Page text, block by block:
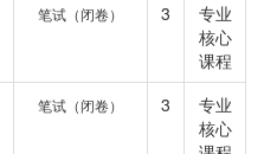
笔试（闭卷） 3
专业
核心
课程
笔试（闭卷） 3
专业
核心